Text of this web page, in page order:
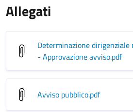
Allegati
Determinazione
- Approvazione avviso.pdf
Avviso pubblico.pdf